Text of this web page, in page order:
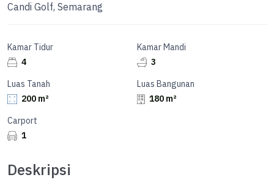
Candi Golf, Semarang
Kamar Tidur
4
Kamar Mandi
3
Luas Tanah
200 m²
Luas Bangunan
180 m²
Carport
1
Deskripsi